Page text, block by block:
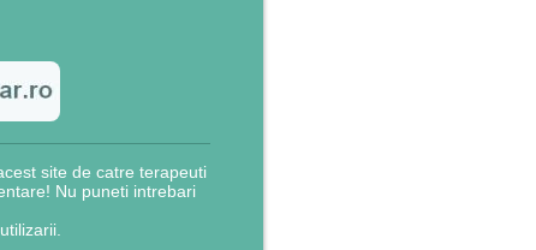
site de catre terapeuti
Nu puneti intrebari
utilizarii.